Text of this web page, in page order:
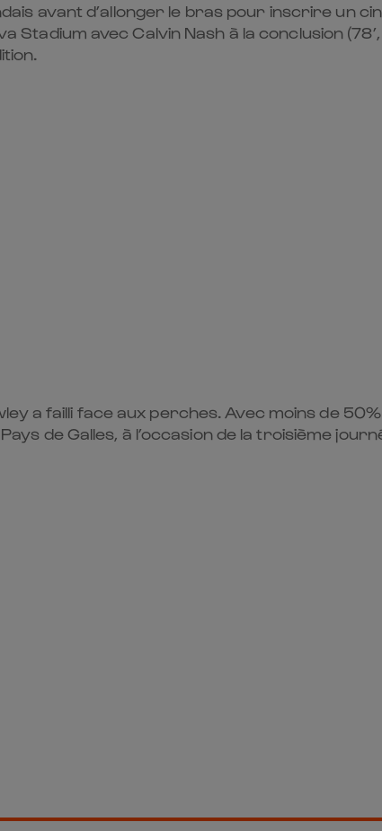
avant d’allonger le bras pour inscrire un
Stadium avec Calvin Nash à la conclusion
a failli face aux perches. Avec moins de
de Galles, à l’occasion de la troisième